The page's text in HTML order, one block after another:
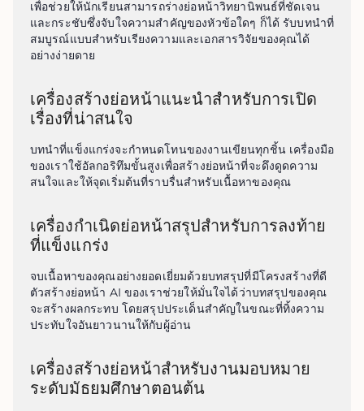
เพื่อช่วยให้นักเรียนสามารถร่างย่อหน้าวิทยานิพนธ์ที่ชัดเจน
และกระชับซึ่งจับใจความสำคัญของหัวข้อใดๆ ก็ได้ รับบทนำที่
สมบูรณ์แบบสำหรับเรียงความและเอกสารวิจัยของคุณได้
อย่างง่ายดาย
เครื่องสร้างย่อหน้าแนะนำสำหรับการเปิด
เรื่องที่น่าสนใจ
บทนำที่แข็งแกร่งจะกำหนดโทนของงานเขียนทุกชิ้น เครื่องมือ
ของเราใช้อัลกอริทึมขั้นสูงเพื่อสร้างย่อหน้าที่จะดึงดูดความ
สนใจและให้จุดเริ่มต้นที่ราบรื่นสำหรับเนื้อหาของคุณ
เครื่องกำเนิดย่อหน้าสรุปสำหรับการลงท้าย
ที่แข็งแกร่ง
จบเนื้อหาของคุณอย่างยอดเยี่ยมด้วยบทสรุปที่มีโครงสร้างที่ดี
ตัวสร้างย่อหน้า AI ของเราช่วยให้มั่นใจได้ว่าบทสรุปของคุณ
จะสร้างผลกระทบ โดยสรุปประเด็นสำคัญในขณะที่ทิ้งความ
ประทับใจอันยาวนานให้กับผู้อ่าน
เครื่องสร้างย่อหน้าสำหรับงานมอบหมาย
ระดับมัธยมศึกษาตอนต้น